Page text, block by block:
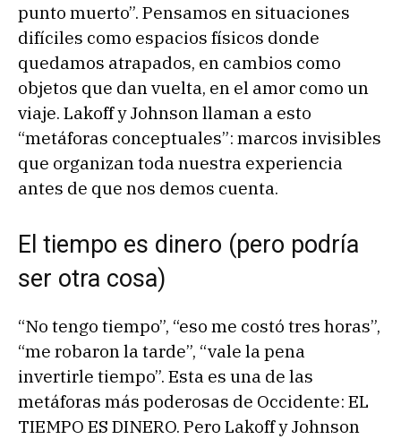
punto muerto”. Pensamos en situaciones
difíciles como espacios físicos donde
quedamos atrapados, en cambios como
objetos que dan vuelta, en el amor como un
viaje. Lakoff y Johnson llaman a esto
“metáforas conceptuales”: marcos invisibles
que organizan toda nuestra experiencia
antes de que nos demos cuenta.
El tiempo es dinero (pero podría
ser otra cosa)
“No tengo tiempo”, “eso me costó tres horas”,
“me robaron la tarde”, “vale la pena
invertirle tiempo”. Esta es una de las
metáforas más poderosas de Occidente: EL
TIEMPO ES DINERO. Pero Lakoff y Johnson